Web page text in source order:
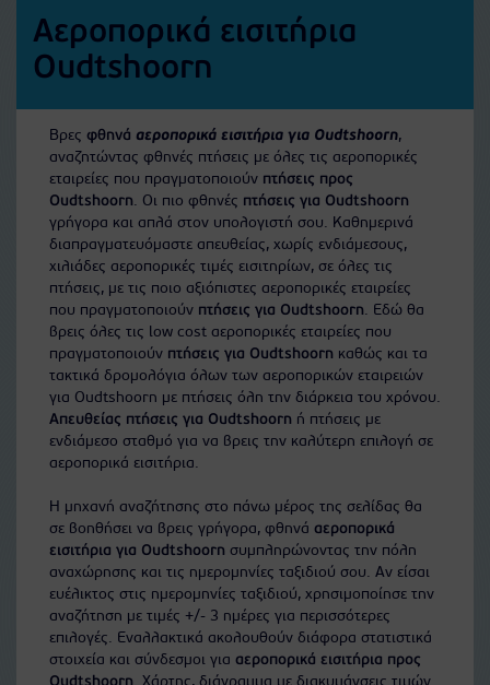
Αεροπορικά εισιτήρια
Oudtshoorn
Βρες φθηνά αεροπορικά εισιτήρια για Oudtshoorn,
αναζητώντας φθηνές πτήσεις με όλες τις αεροπορικές
εταιρείες που πραγματοποιούν πτήσεις προς
Oudtshoorn. Οι πιο φθηνές πτήσεις για Oudtshoorn
γρήγορα και απλά στον υπολογιστή σου. Καθημερινά
διαπραγματευόμαστε απευθείας, χωρίς ενδιάμεσους,
χιλιάδες αεροπορικές τιμές εισιτηρίων, σε όλες τις
πτήσεις, με τις ποιο αξιόπιστες αεροπορικές εταιρείες
που πραγματοποιούν πτήσεις για Oudtshoorn. Εδώ θα
βρεις όλες τις low cost αεροπορικές εταιρείες που
πραγματοποιούν πτήσεις για Oudtshoorn καθώς και τα
τακτικά δρομολόγια όλων των αεροπορικών εταιρειών
για Oudtshoorn με πτήσεις όλη την διάρκεια του χρόνου.
Απευθείας πτήσεις για Oudtshoorn ή πτήσεις με
ενδιάμεσο σταθμό για να βρεις την καλύτερη επιλογή σε
αεροπορικά εισιτήρια.
Η μηχανή αναζήτησης στο πάνω μέρος της σελίδας θα
σε βοηθήσει να βρεις γρήγορα, φθηνά αεροπορικά
εισιτήρια για Oudtshoorn συμπληρώνοντας την πόλη
αναχώρησης και τις ημερομηνίες ταξιδιού σου. Αν είσαι
ευέλικτος στις ημερομηνίες ταξιδιού, χρησιμοποίησε την
αναζήτηση με τιμές +/- 3 ημέρες για περισσότερες
επιλογές. Εναλλακτικά ακολουθούν διάφορα στατιστικά
στοιχεία και σύνδεσμοι για αεροπορικά εισιτήρια προς